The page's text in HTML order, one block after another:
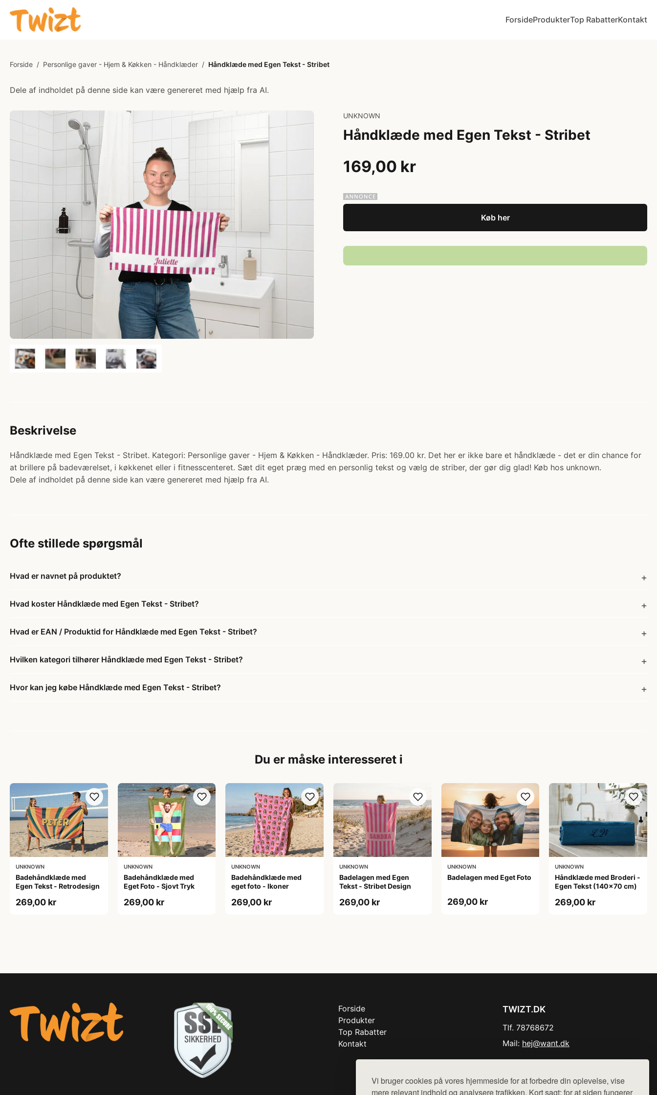
Vi bruger cookies på vores hjemmeside for at forbedre din oplevelse, vise
mere relevant indhold og analysere trafikken. Kort sagt: for at siden fungerer
ForsideProdukterTop RabatterKontakt
Forside / Personlige gaver - Hjem & Køkken - Håndklæder / Håndklæde med Egen Tekst - Stribet
Dele af indholdet på denne side kan være genereret med hjælp fra AI.
UNKNOWN
Håndklæde med Egen Tekst - Stribet
169,00 kr
Køb her
Beskrivelse
Håndklæde med Egen Tekst - Stribet. Kategori: Personlige gaver - Hjem & Køkken - Håndklæder. Pris: 169.00 kr. Det her er ikke bare et håndklæde - det er din chance for
at brillere på badeværelset, i køkkenet eller i fitnesscenteret. Sæt dit eget præg med en personlig tekst og vælg de striber, der gør dig glad! Køb hos unknown.
Dele af indholdet på denne side kan være genereret med hjælp fra AI.
Ofte stillede spørgsmål
Hvad er navnet på produktet?
Hvad koster Håndklæde med Egen Tekst - Stribet?
Hvad er EAN / Produktid for Håndklæde med Egen Tekst - Stribet?
Hvilken kategori tilhører Håndklæde med Egen Tekst - Stribet?
Hvor kan jeg købe Håndklæde med Egen Tekst - Stribet?
Du er måske interesseret i
UNKNOWN
Badehåndklæde med
Egen Tekst - Retrodesign
269,00 kr
UNKNOWN
Badehåndklæde med
Eget Foto - Sjovt Tryk
269,00 kr
UNKNOWN
Badehåndklæde med
eget foto - Ikoner
269,00 kr
UNKNOWN
Badelagen med Egen
Tekst - Stribet Design
269,00 kr
UNKNOWN
Badelagen med Eget Foto
269,00 kr
UNKNOWN
Håndklæde med Broderi -
Egen Tekst (140x70 cm)
269,00 kr
Forside
Produkter
Top Rabatter
Kontakt
TWIZT.DK
Tlf. 78768672
Mail: hej@want.dk